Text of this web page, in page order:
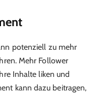
potenziell zu mehr
Mehr Follower
Inhalte liken und
kann dazu beitragen,